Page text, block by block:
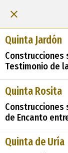
Quinta Jardón
Construcciones
Testimonio de
occidente de
rodeado de
tesoro
leyendas de
Quinta Rosita
Construcciones
de Encanto
rodeado de
Quinta Rosita,
un oasis de
Quinta de Uría